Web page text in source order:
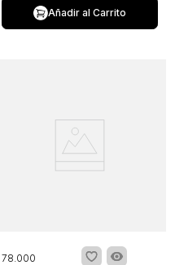
Añadir al Carrito
78.000